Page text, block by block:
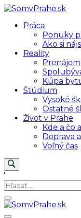
Skip
content
SomvPrahe.sk
Pre lepší život v
Práca
Ponuky
Ako si
Reality
Prenájom
Kúpa
Štúdium
Vysoké
Ostatné
Život v Prahe
Kde a čo
Doprava
Voľný čas
'
Hľadať: